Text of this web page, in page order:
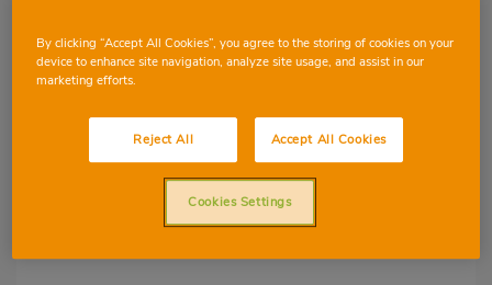
MARIA ISABEL HERNANDEZ
By clicking “Accept All Cookies”, you agree to the storing of cookies on your
device to enhance site navigation, analyze site usage, and assist in our
marketing efforts.
Reject All Accept All Cookies
Cookies Settings